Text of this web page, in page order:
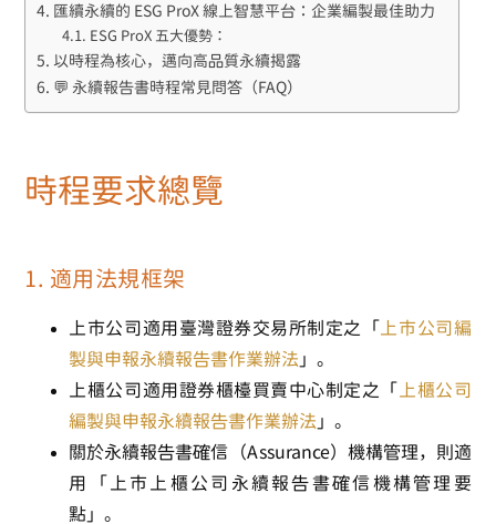
匯續永續的 ESG ProX 線上智慧平台：企業編製最佳助力
ESG ProX 五大優勢：
以時程為核心，邁向高品質永續揭露
💬 永續報告書時程常見問答（FAQ）
時程要求總覽
1. 適用法規框架
上市公司適用臺灣證券交易所制定之「
上市公司編
製與申報永續報告書作業辦法 」。
上櫃公司適用證券櫃檯買賣中心制定之「
上櫃公司
編製與申報永續報告書作業辦法 」。
關於永續報告書確信（Assurance）機構管理，則適
用「上市上櫃公司永續報告書確信機構管理要
點」。